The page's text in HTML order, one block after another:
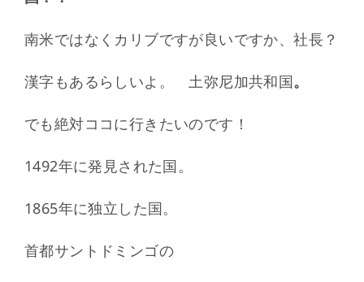
南米ではなくカリブですが良いですか、社長？
漢字もあるらしいよ。 土弥尼加共和国。
でも絶対ココに行きたいのです！
1492年に発見された国。
1865年に独立した国。
首都サントドミンゴの